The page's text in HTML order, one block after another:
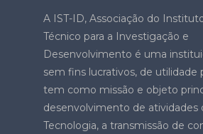
A IST-ID, Associação do
Técnico para a Investigação e
Desenvolvimento é uma
sem fins lucrativos, de utilidade
tem como missão e objeto
desenvolvimento de atividades
Tecnologia, a transmissão de